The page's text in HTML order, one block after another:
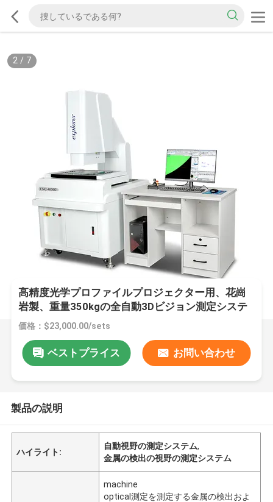
2/ 7
高精度光学プロファイルプロジェクター用、花崗
岩製、重量350kgの全自動3Dビジョン測定システ
ム
価格：$23,000.00/sets
ベストプライス お問い合わせ
製品の説明
ハイライト:
自動視野の測定システム,
金属の検出の視野の測定システム
machine
optical測定を測定する金属の検出およ